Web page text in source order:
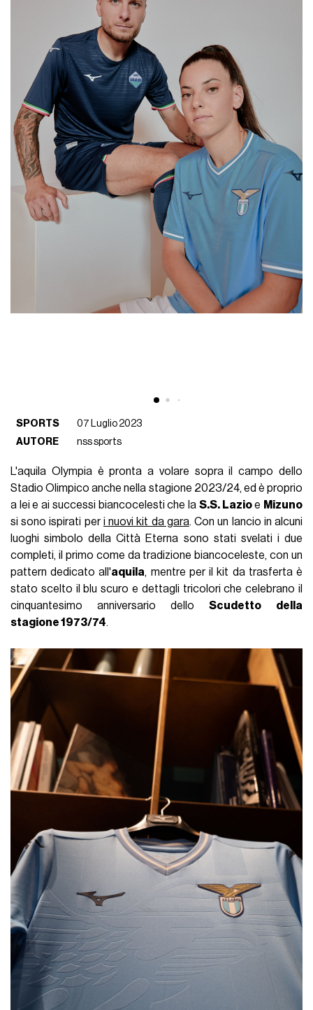
SPORTS
07 Luglio 2023
AUTORE
nss sports
L'aquila Olympia è pronta a volare sopra il campo dello
Stadio Olimpico anche nella stagione 2023/24, ed è proprio
a lei e ai successi biancocelesti che la S.S. Lazioe Mizuno
si sono ispirati peri nuovi kit da gara. Con un lancio in alcuni
luoghi simbolo della Città Eterna sono stati svelati i due
completi, il primo come da tradizione biancoceleste, con un
pattern dedicato all'aquila, mentre per il kit da trasferta è
stato scelto il blu scuro e dettagli tricolori che celebrano il
cinquantesimo anniversario dello Scudetto
della
stagione 1973/74.